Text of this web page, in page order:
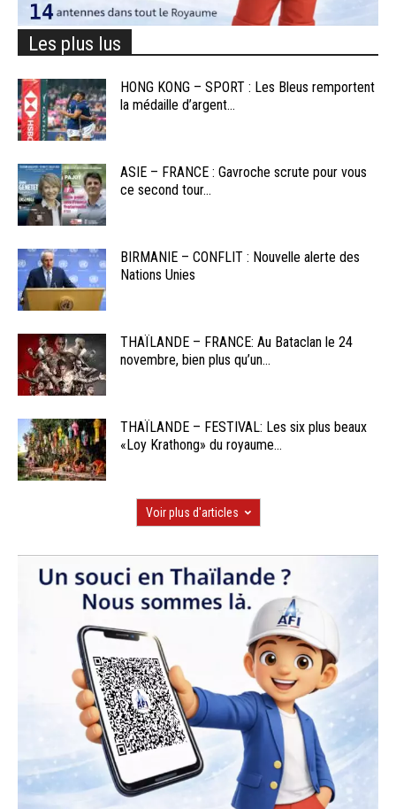
Les plus lus
HONG KONG – SPORT : Les Bleus remportent
la médaille d’argent...
ASIE – FRANCE : Gavroche scrute pour vous
ce second tour...
BIRMANIE – CONFLIT : Nouvelle alerte des
Nations Unies
THAÏLANDE – FRANCE: Au Bataclan le 24
novembre, bien plus qu’un...
THAÏLANDE – FESTIVAL: Les six plus beaux
«Loy Krathong» du royaume...
Voir plus d'articles